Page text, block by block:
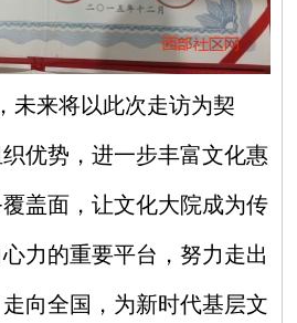
未来将以此次走访为契
优势，进一步丰富文化惠
盖面，让文化大院成为传
力的重要平台，努力走出
向全国，为新时代基层文